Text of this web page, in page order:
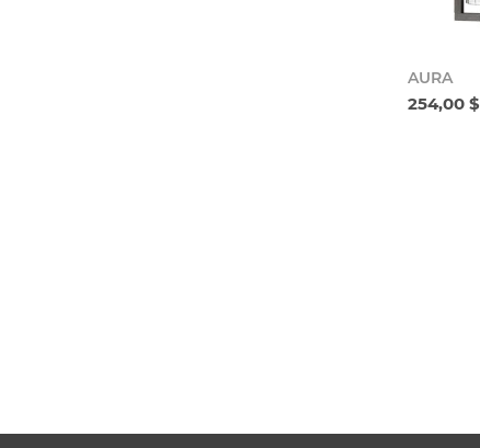
AURA
254,00 $